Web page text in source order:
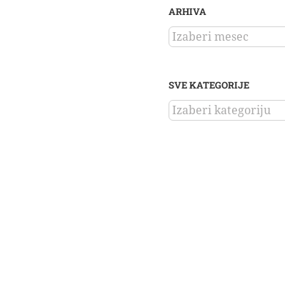
ARHIVA
ARHIVA
SVE KATEGORIJE
SVE
KATEGORIJE